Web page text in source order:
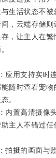
生活状态不
，云端存储
，让主人在
应用支持实时
随时查看宠
。
内置高清摄像
主人不错过
拍摄的画面与